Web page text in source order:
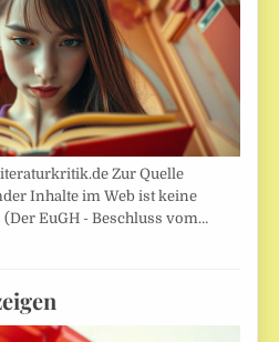
Zur Quelle
Inhalte im Web ist keine
EuGH - Beschluss vom…